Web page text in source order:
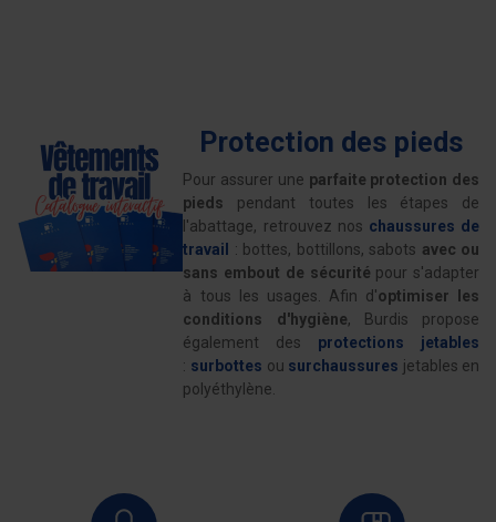
Protection des pieds
Pour assurer une parfaite protection des
pieds pendant toutes les étapes de
l'abattage, retrouvez nos chaussures de
travail
: bottes, bottillons, sabots avec ou
sans embout de sécurité pour s'adapter
à tous les usages. Afin d'optimiser les
conditions d'hygiène, Burdis propose
également des protections jetables
: surbottes ou surchaussures jetables en
polyéthylène.